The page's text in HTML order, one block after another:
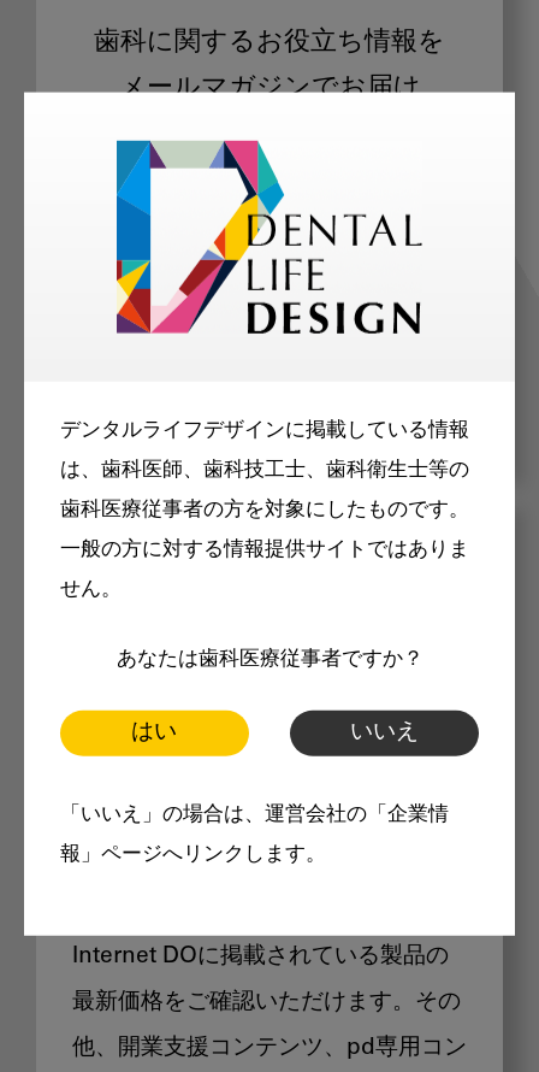
デンタルライフデザインに掲載している情報
は、歯科医師、歯科技工士、歯科衛生士等の
歯科医療従事者の方を対象にしたものです。
一般の方に対する情報提供サイトではありま
せん。
あなたは歯科医療従事者ですか？
はい いいえ
「いいえ」の場合は、運営会社の「企業情
報」ページへリンクします。
歯科に関するお役立ち情報を
メールマガジンでお届け
ご登録いただいた職種（歯科医師、歯
科衛生士、歯科技工士）に合わせた内
容のメールマガジンをお届けします。
メリット
製品価格も閲覧可能
Internet DOに掲載されている製品の
最新価格をご確認いただけます。その
他、開業支援コンテンツ、pd専用コン